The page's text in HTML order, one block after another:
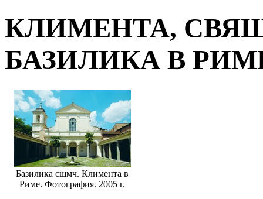
КЛИМЕНТА,
БАЗИЛИКА В
Базилика сщмч. Климента в
Риме. Фотография. 2005 г.